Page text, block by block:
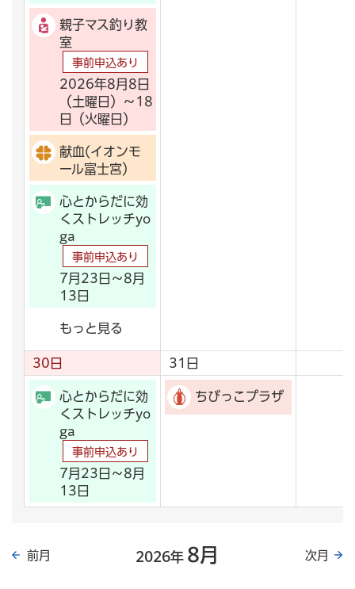
親子マス釣り教
室
事前申込あり
2026年8月8日
（土曜日）～18
日（火曜日）
献血(イオンモ
ール富士宮）
心とからだに効
くストレッチyo
ga
事前申込あり
7月23日～8月
13日
もっと見る
30日 31日
心とからだに効
くストレッチyo
ga
事前申込あり
7月23日～8月
13日
ちびっこプラザ
前月 2026年 8月 次月